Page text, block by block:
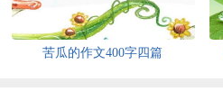
苦瓜的作文400字四篇